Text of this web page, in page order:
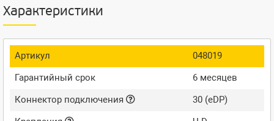
Характеристики
Артикул
048019
Гарантийный срок
6 месяцев
Коннектор подключения
30 (eDP)